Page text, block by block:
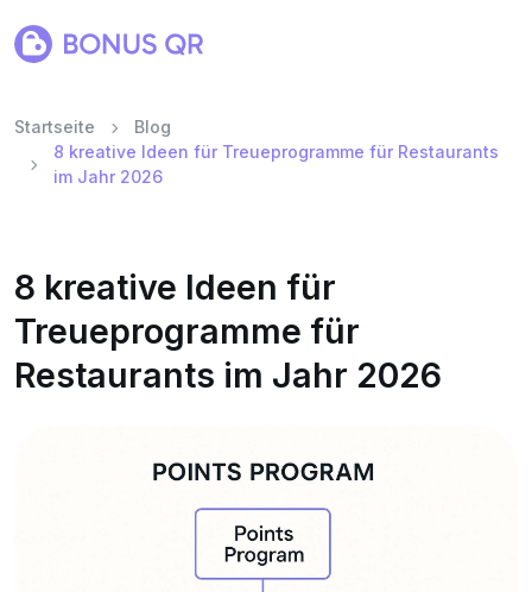
Startseite
Blog
8 kreative Ideen für Treueprogramme für Restaurants
im Jahr 2026
8 kreative Ideen für
Treueprogramme für
Restaurants im Jahr 2026